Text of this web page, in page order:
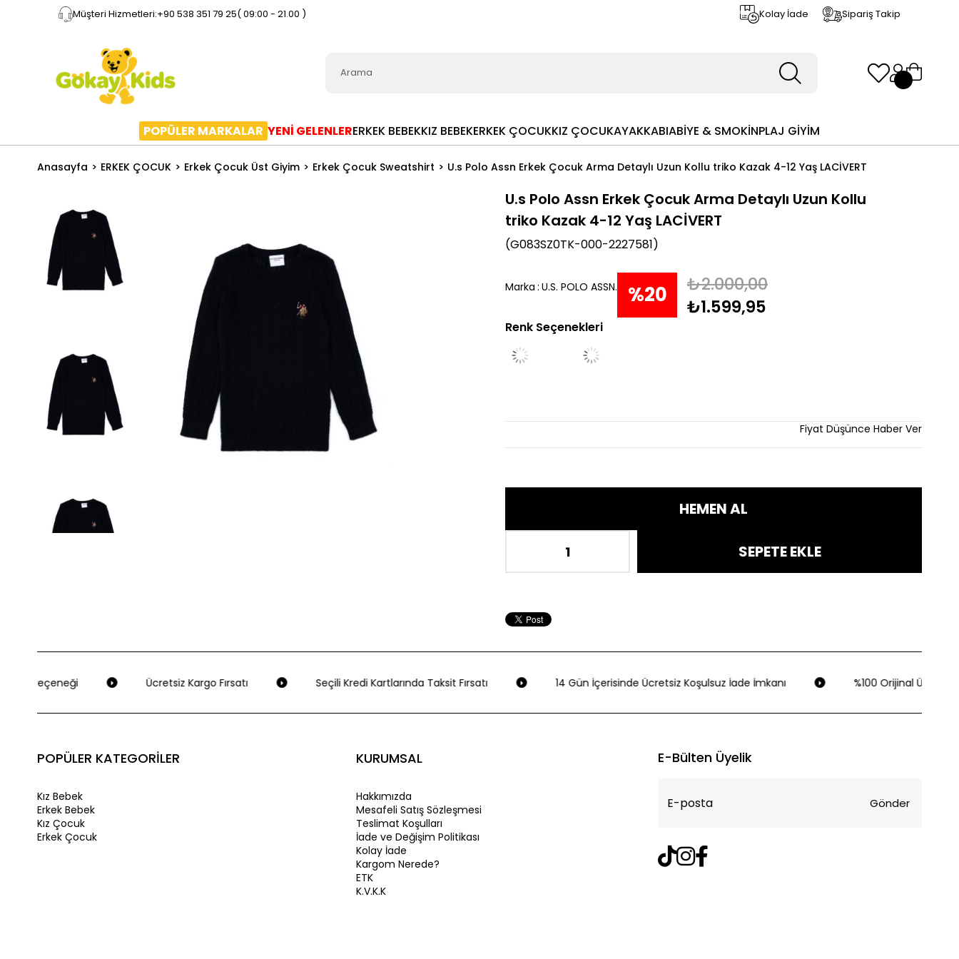
Müşteri Hizmetleri:+90 538 351 79 25( 09:00 - 21.00 ) Kolay İade Sipariş Takip
POPÜLER MARKALAR YENİ GELENLERERKEK BEBEKKIZ BEBEKERKEK ÇOCUKKIZ ÇOCUKAYAKKABIABİYE & SMOKİNPLAJ GİYİM
Anasayfa ERKEK ÇOCUK Erkek Çocuk Üst Giyim Erkek Çocuk Sweatshirt U.s Polo Assn Erkek Çocuk Arma Detaylı Uzun Kollu triko Kazak 4-12 Yaş LACİVERT
U.s Polo Assn Erkek Çocuk Arma Detaylı Uzun Kollu
triko Kazak 4-12 Yaş LACİVERT
(G083SZ0TK-000-2227581)
Marka : U.S. POLO ASSN. %20
₺2.000,00
₺1.599,95
Renk Seçenekleri
Fiyat Düşünce Haber Ver
Seçeneği Ücretsiz Kargo Fırsatı Seçili Kredi Kartlarında Taksit Fırsatı 14 Gün İçerisinde Ücretsiz Koşulsuz İade İmkanı %100 Orijinal Ürün
POPÜLER KATEGORİLER
Kız Bebek
Erkek Bebek
Kız Çocuk
Erkek Çocuk
KURUMSAL
Hakkımızda
Mesafeli Satış Sözleşmesi
Teslimat Koşulları
İade ve Değişim Politikası
Kolay İade
Kargom Nerede?
ETK
K.V.K.K
E-Bülten Üyelik
Gönder